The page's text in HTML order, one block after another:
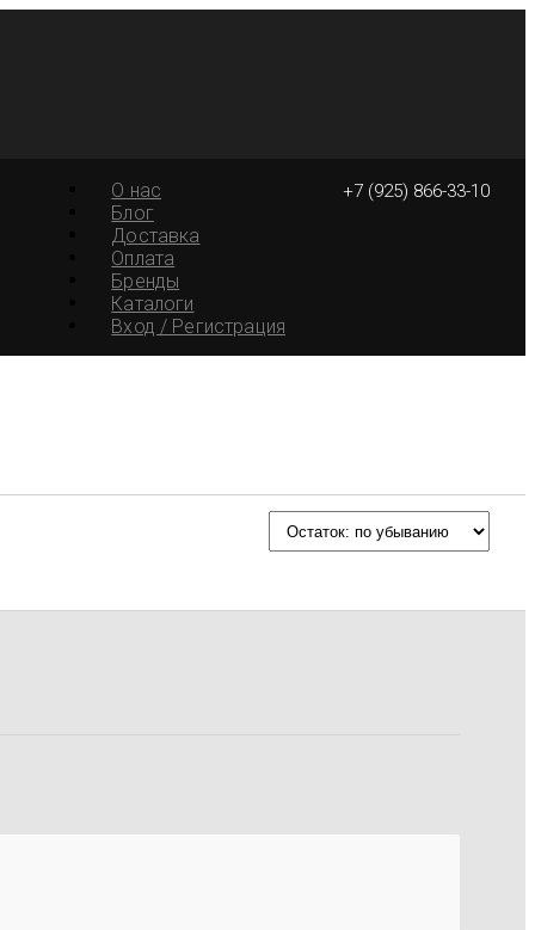
+7 (925) 866-33-10
О нас
Блог
Доставка
Оплата
Бренды
Каталоги
Вход / Регистрация